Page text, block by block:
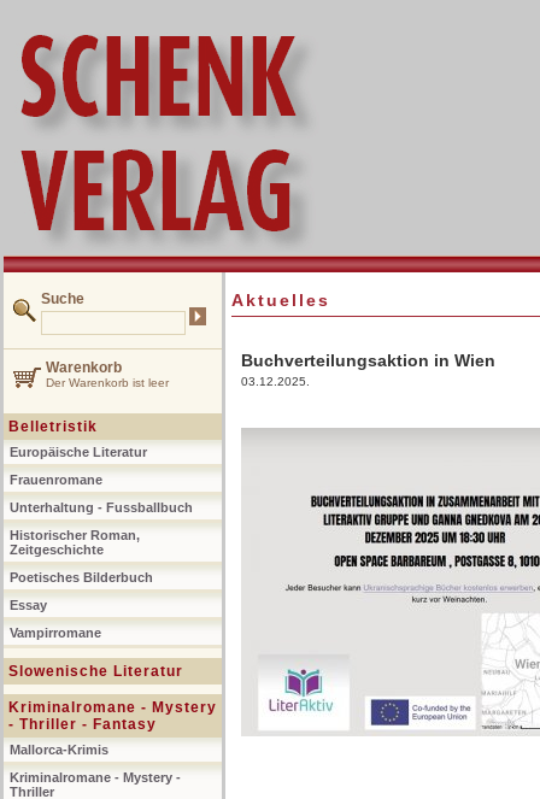
Suche
Warenkorb
Der Warenkorb ist leer
Belletristik
Europäische Literatur
Frauenromane
Unterhaltung - Fussballbuch
Historischer Roman,
Zeitgeschichte
Poetisches Bilderbuch
Essay
Vampirromane
Slowenische Literatur
Kriminalromane - Mystery
- Thriller - Fantasy
Mallorca-Krimis
Kriminalromane - Mystery -
Thriller
Aktuelles
Buchverteilungsaktion in Wien
03.12.2025.